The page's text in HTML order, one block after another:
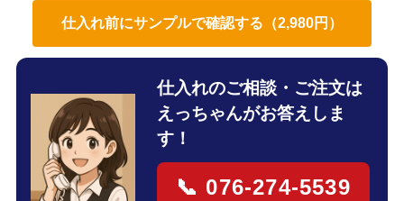
仕入れ前にサンプルで確認する（2,980円）
仕入れのご相談・ご注文は
えっちゃんがお答えしま
す！
📞 076-274-5539